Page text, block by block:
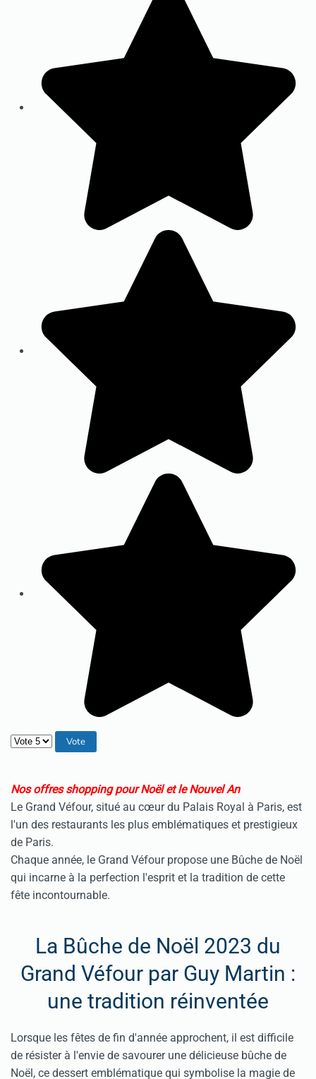
Veuillez voter
Nos offres shopping pour Noël et le Nouvel An
Le Grand Véfour, situé au cœur du Palais Royal à Paris, est
l'un des restaurants les plus emblématiques et prestigieux
de Paris.
Chaque année, le Grand Véfour propose une Bûche de Noël
qui incarne à la perfection l'esprit et la tradition de cette
fête incontournable.
La Bûche de Noël 2023 du
Grand Véfour par Guy Martin :
une tradition réinventée
Lorsque les fêtes de fin d'année approchent, il est difficile
de résister à l'envie de savourer une délicieuse bûche de
Noël, ce dessert emblématique qui symbolise la magie de